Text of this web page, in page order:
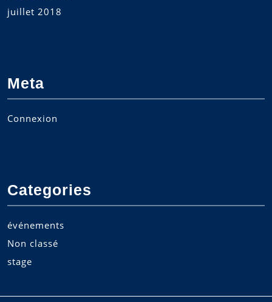
juillet 2018
Meta
Connexion
Categories
événements
Non classé
stage